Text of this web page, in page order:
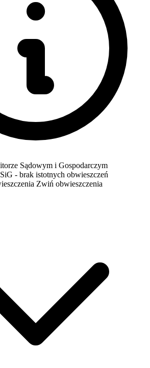
Sądowym i Gospodarczym
- brak istotnych obwieszczeń
Zwiń obwieszczenia